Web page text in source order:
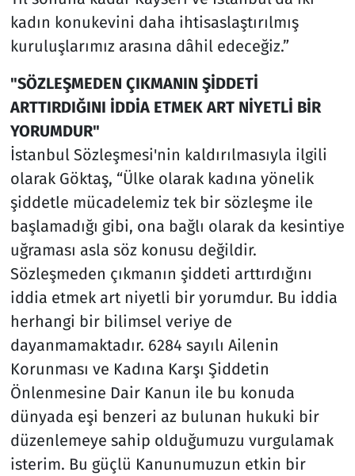
kadın konukevini daha ihtisaslaştırılmış
kuruluşlarımız arasına dâhil edeceğiz.”
"SÖZLEŞMEDEN ÇIKMANIN ŞİDDETİ
ARTTIRDIĞINI İDDİA ETMEK ART NİYETLİ BİR
YORUMDUR"
İstanbul Sözleşmesi'nin kaldırılmasıyla ilgili
olarak Göktaş, “Ülke olarak kadına yönelik
şiddetle mücadelemiz tek bir sözleşme ile
başlamadığı gibi, ona bağlı olarak da kesintiye
uğraması asla söz konusu değildir.
Sözleşmeden çıkmanın şiddeti arttırdığını
iddia etmek art niyetli bir yorumdur. Bu iddia
herhangi bir bilimsel veriye de
dayanmamaktadır. 6284 sayılı Ailenin
Korunması ve Kadına Karşı Şiddetin
Önlenmesine Dair Kanun ile bu konuda
dünyada eşi benzeri az bulunan hukuki bir
düzenlemeye sahip olduğumuzu vurgulamak
isterim. Bu güçlü Kanunumuzun etkin bir